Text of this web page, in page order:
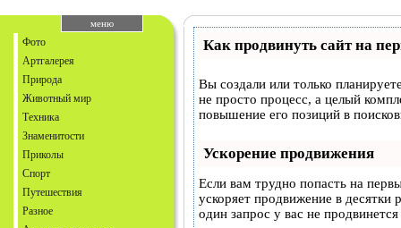
меню
Фото
Артгалерея
Природа
Животный мир
Техника
Знаменитости
Приколы
Спорт
Путешествия
Разное
Как продвинуть сайт на
Вы создали или только
не просто процесс, а целый
повышение его позиций в
Ускорение продвижения
Если вам трудно попасть на
ускоряет продвижение в десятки
один запрос у вас не